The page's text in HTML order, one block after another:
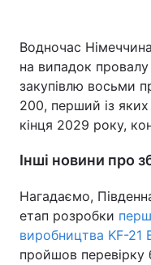
Водночас
на випадок
закупівлю восьми
200, перший із
кінця 2029 року,
Інші новини про
Нагадаємо,
етап розробки
виробництва KF-21
пройшов перевірку